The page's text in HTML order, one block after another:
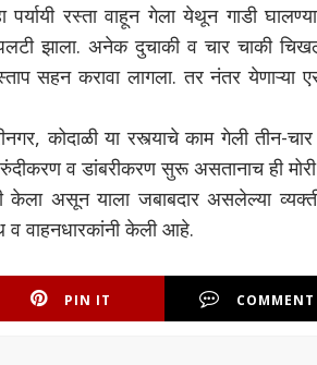
रस्ता वाहून गेला येथून गाडी
झाला. अनेक दुचाकी व चार चाकी
सहन करावा लागला. तर नंतर येणाऱ्या
कोदाळी या रस्त्याचे काम गेली तीन-चार
व डांबरीकरण सुरू असतानाच ही
केला असून याला जबाबदार असलेल्या
व वाहनधारकांनी केली आहे.
PIN IT COMMENT